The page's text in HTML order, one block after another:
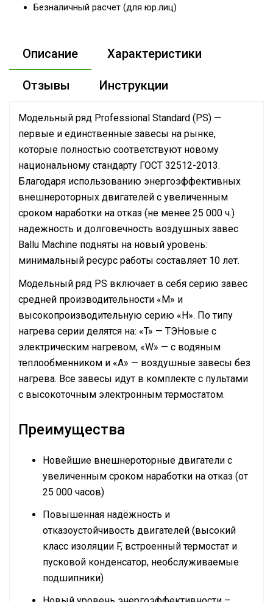
Безналичный расчет (для юр.лиц)
Описание Характеристики
Отзывы Инструкции
Модельный ряд Professional Standard (PS) —
первые и единственные завесы на рынке,
которые полностью соответствуют новому
национальному стандарту ГОСТ 32512-2013.
Благодаря использованию энергоэффективных
внешнероторных двигателей с увеличенным
сроком наработки на отказ (не менее 25 000 ч.)
надежность и долговечность воздушных завес
Ballu Machine подняты на новый уровень:
минимальный ресурс работы составляет 10 лет.
Модельный ряд PS включает в себя серию завес
средней производительности «M» и
высокопроизводительную серию «H». По типу
нагрева серии делятся на: «T» — ТЭНовые с
электрическим нагревом, «W» — с водяным
теплообменником и «А» — воздушные завесы без
нагрева. Все завесы идут в комплекте с пультами
с высокоточным электронным термостатом.
Преимущества
Новейшие внешнероторные двигатели с
увеличенным сроком наработки на отказ (от
25 000 часов)
Повышенная надёжность и
отказоустойчивость двигателей (высокий
класс изоляции F, встроенный термостат и
пусковой конденсатор, необслуживаемые
подшипники)